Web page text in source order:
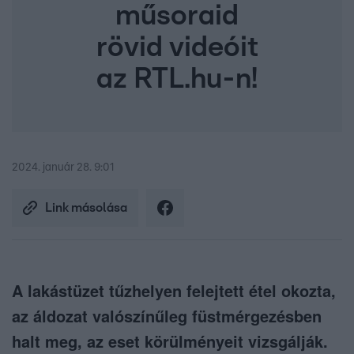
műsoraid
rövid videóit
az RTL.hu-n!
2024. január 28. 9:01
Link másolása
A lakástüzet tűzhelyen felejtett étel okozta,
az áldozat valószínűleg füstmérgezésben
halt meg, az eset körülményeit vizsgálják.